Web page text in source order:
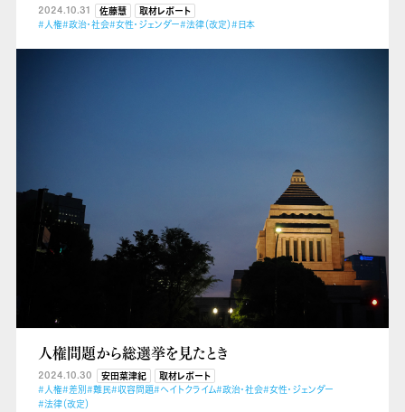
2024.10.31 佐藤慧
取材レポート
#人権#政治・社会#女性・ジェンダー#法律（改定）#日本
人権問題から総選挙を見たとき
2024.10.30 安田菜津紀
取材レポート
#人権#差別#難民#収容問題#ヘイトクライム#政治・社会#女性・ジェンダー
#法律（改定）